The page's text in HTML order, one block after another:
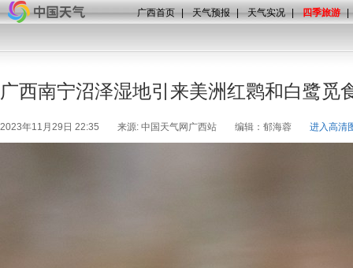
广西首页 | 天气预报 | 天气实况 | 四季旅游 |
广西南宁沼泽湿地引来美洲红鹮和白鹭觅
2023年11月29日 22:35 来源: 中国天气网广西站 编辑：郁海蓉 进入高清